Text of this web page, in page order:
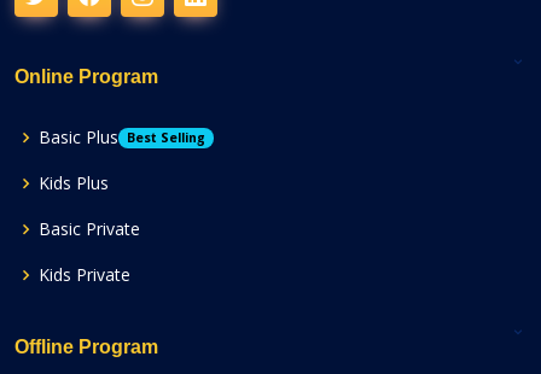
Online Program
Basic Plus Best Selling
Kids Plus
Basic Private
Kids Private
Offline Program